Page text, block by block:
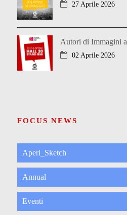
27 Aprile 2026
Autori di Immagini
02 Aprile 2026
FOCUS NEWS
Aperi_Sketch
Annual
Eventi